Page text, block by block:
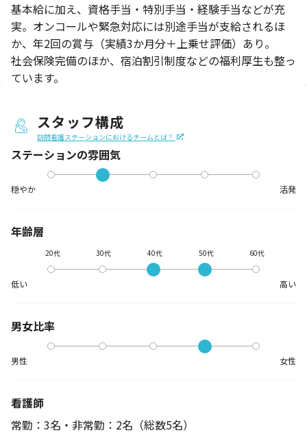
基本給に加え、資格手当・特別手当・経験手当などが充
実。オンコールや緊急対応には別途手当が支給されるほ
か、年2回の賞与（実績3か月分＋上乗せ評価）あり。
社会保険完備のほか、宿泊割引制度などの福利厚生も整っ
ています。
スタッフ構成
訪問看護ステーションにおけるチームとは？
ステーションの雰囲気
穏やか 活発
年齢層
低い
20代 30代 40代 50代 60代
高い
男女比率
男性 女性
看護師
常勤：3名・非常勤：2名 （総数5名）